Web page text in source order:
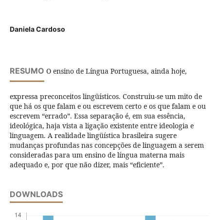
Daniela Cardoso
RESUMO O ensino de Língua Portuguesa, ainda hoje,
expressa preconceitos lingüísticos. Construiu-se um mito de
que há os que falam e ou escrevem certo e os que falam e ou
escrevem “errado”. Essa separação é, em sua essência,
ideológica, haja vista a ligação existente entre ideologia e
linguagem. A realidade lingüística brasileira sugere
mudanças profundas nas concepções de linguagem a serem
consideradas para um ensino de língua materna mais
adequado e, por que não dizer, mais “eficiente”.
DOWNLOADS